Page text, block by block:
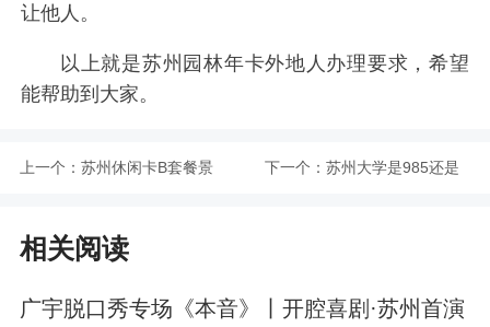
让他人。
以上就是苏州园林年卡外地人办理要求，希望
能帮助到大家。
上一个： 苏州休闲卡B套餐景 下一个： 苏州大学是985还是
相关阅读
广宇脱口秀专场《本音》丨开腔喜剧·苏州首演